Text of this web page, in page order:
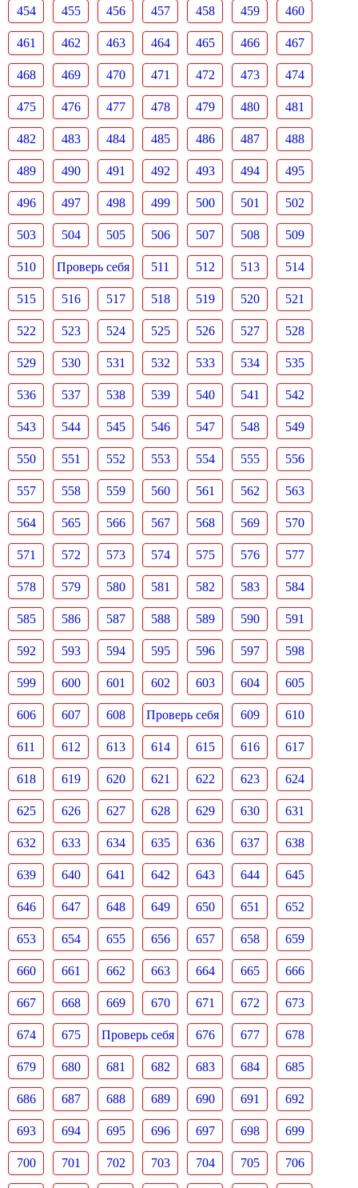
454 455 456 457 458 459 460
461 462 463 464 465 466 467
468 469 470 471 472 473 474
475 476 477 478 479 480 481
482 483 484 485 486 487 488
489 490 491 492 493 494 495
496 497 498 499 500 501 502
503 504 505 506 507 508 509
510 Проверь себя 511 512 513 514
515 516 517 518 519 520 521
522 523 524 525 526 527 528
529 530 531 532 533 534 535
536 537 538 539 540 541 542
543 544 545 546 547 548 549
550 551 552 553 554 555 556
557 558 559 560 561 562 563
564 565 566 567 568 569 570
571 572 573 574 575 576 577
578 579 580 581 582 583 584
585 586 587 588 589 590 591
592 593 594 595 596 597 598
599 600 601 602 603 604 605
606 607 608 Проверь себя 609 610
611 612 613 614 615 616 617
618 619 620 621 622 623 624
625 626 627 628 629 630 631
632 633 634 635 636 637 638
639 640 641 642 643 644 645
646 647 648 649 650 651 652
653 654 655 656 657 658 659
660 661 662 663 664 665 666
667 668 669 670 671 672 673
674 675 Проверь себя 676 677 678
679 680 681 682 683 684 685
686 687 688 689 690 691 692
693 694 695 696 697 698 699
700 701 702 703 704 705 706